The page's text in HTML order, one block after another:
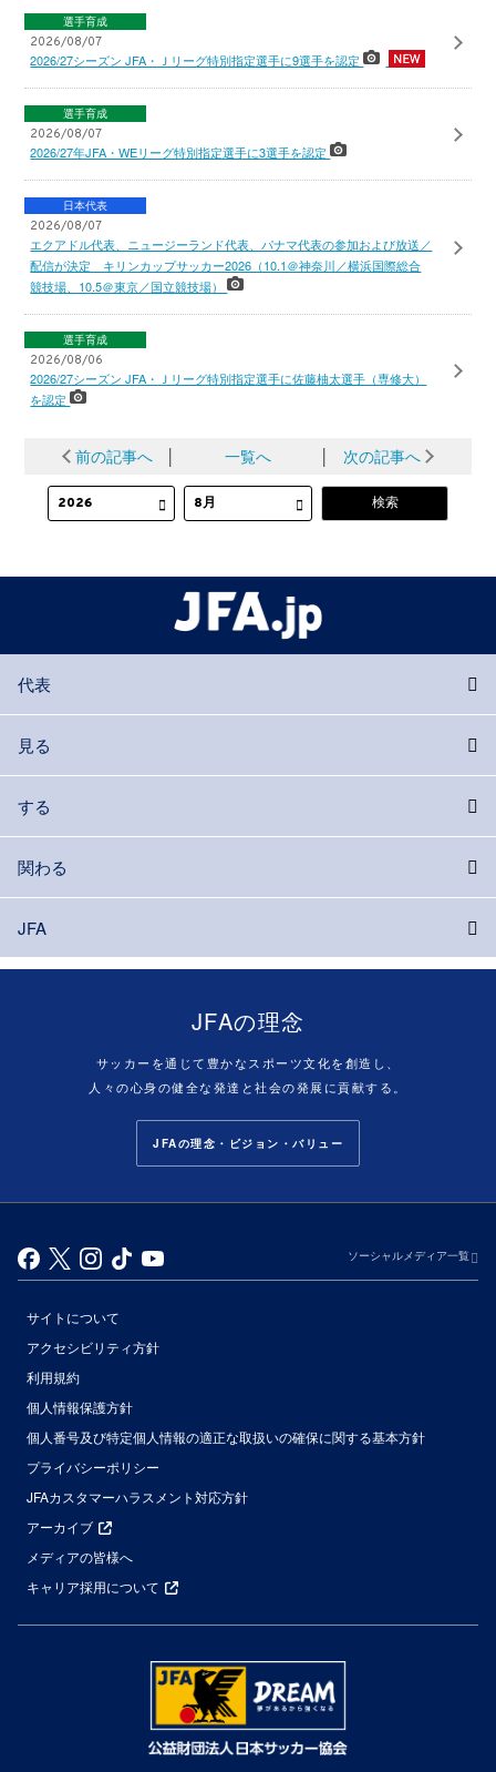
選手育成
2026/08/07
2026/27シーズン JFA・Ｊリーグ特別指定選手に9選手を認定
選手育成
2026/08/07
2026/27年JFA・WEリーグ特別指定選手に3選手を認定
日本代表
2026/08/07
エクアドル代表、ニュージーランド代表、パナマ代表の参加および放送／
配信が決定 キリンカップサッカー2026（10.1＠神奈川／横浜国際総合
競技場、10.5＠東京／国立競技場）
選手育成
2026/08/06
2026/27シーズン JFA・Ｊリーグ特別指定選手に佐藤柚太選手（専修大）
を認定
前の記事へ │ 一覧へ │ 次の記事へ
代表
見る
する
関わる
JFA
JFAの理念
サッカーを通じて豊かなスポーツ文化を創造し、
人々の心身の健全な発達と社会の発展に貢献する。
JFAの理念・ビジョン・バリュー
ソーシャルメディア一覧
サイトについて
アクセシビリティ方針
利用規約
個人情報保護方針
個人番号及び特定個人情報の適正な取扱いの確保に関する基本方針
プライバシーポリシー
JFAカスタマーハラスメント対応方針
アーカイブ
メディアの皆様へ
キャリア採用について